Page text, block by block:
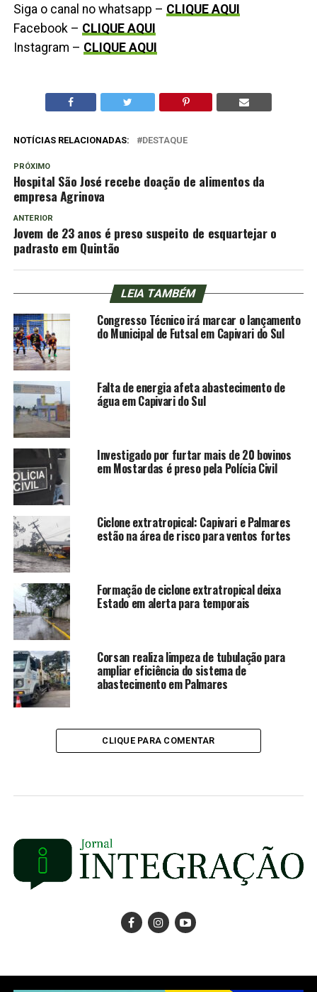
Siga o canal no whatsapp – CLIQUE AQUI
Facebook – CLIQUE AQUI
Instagram – CLIQUE AQUI
NOTÍCIAS RELACIONADAS: DESTAQUE
PRÓXIMO
Hospital São José recebe doação de alimentos da
empresa Agrinova
ANTERIOR
Jovem de 23 anos é preso suspeito de esquartejar o
padrasto em Quintão
LEIA TAMBÉM
Congresso Técnico irá marcar o lançamento
do Municipal de Futsal em Capivari do Sul
Falta de energia afeta abastecimento de
água em Capivari do Sul
Investigado por furtar mais de 20 bovinos
em Mostardas é preso pela Polícia Civil
Ciclone extratropical: Capivari e Palmares
estão na área de risco para ventos fortes
Formação de ciclone extratropical deixa
Estado em alerta para temporais
Corsan realiza limpeza de tubulação para
ampliar eficiência do sistema de
abastecimento em Palmares
CLIQUE PARA COMENTAR